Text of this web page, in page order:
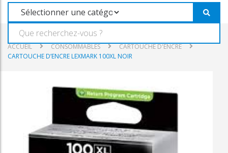
ACCUEIL CONSOMMABLES
CARTOUCHE D'ENCRE
CARTOUCHE D’ENCRE LEXMARK 100XL NOIR